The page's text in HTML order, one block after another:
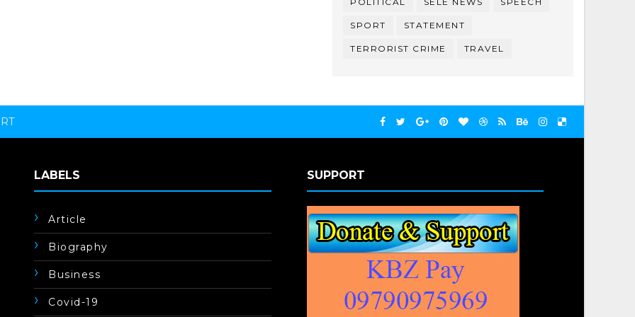
SPORT STATEMENT
TERRORIST CRIME TRAVEL
LABELS
Article
Biography
Business
Covid-19
SUPPORT